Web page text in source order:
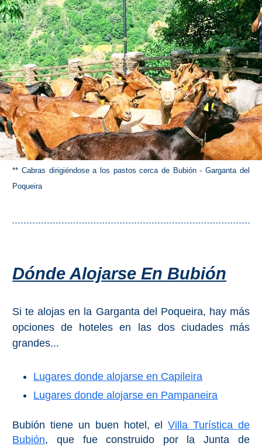
DE
VIAJE
➜
Buscar
Hoteles
via
Booking.com
Villas y
Cortijos
via
Vrbo.com
Vuelos
Baratos
via
Visitas
Guiadas
Discovercars.com
Omio.com
** Cabras dirigiéndose a los pastos cerca de Bubión - Garganta del
Poqueira
Dónde Alojarse En Bubión
Si te alojas en la Garganta del Poqueira, hay más
opciones de hoteles en las dos ciudades más
grandes...
Lugares donde alojarse en Capileira
Lugares donde alojarse en Pampaneira
Bubión tiene un buen hotel, elVilla Turística de
Bubión, que fue construido por la Junta de